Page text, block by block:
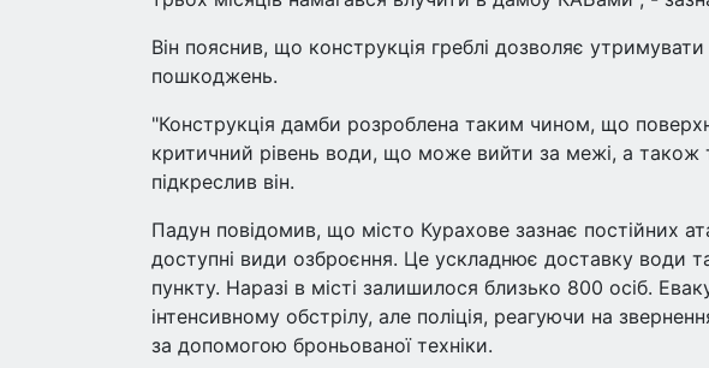
Він пояснив, що конструкція греблі дозволяє
пошкоджень.
"Конструкція дамби розроблена таким чином, що
критичний рівень води, що може вийти за межі, а також
підкреслив він.
Падун повідомив, що місто Курахове зазнає постійних
доступні види озброєння. Це ускладнює доставку води
пункту. Наразі в місті залишилося близько 800 осіб.
інтенсивному обстрілу, але поліція, реагуючи на
за допомогою броньованої техніки.